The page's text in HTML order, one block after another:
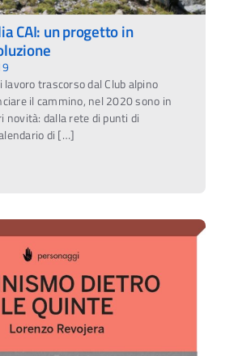
CAI: un progetto in
lavoro trascorso dal Club alpino
il cammino, nel 2020 sono in
novità: dalla rete di punti di
di […]